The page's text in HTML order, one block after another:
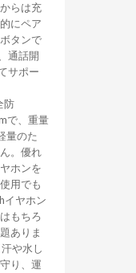
らは充
にペア
タンで
通話開
サポー
防
で、重量
量のた
。優れ
ホンを
用でも
イヤホン
もちろ
ありま
や水し
り、運